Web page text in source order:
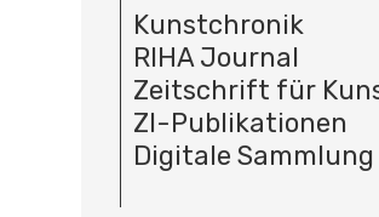
Kunstchronik
RIHA Journal
Zeitschrift für
ZI-Publikationen
Digitale